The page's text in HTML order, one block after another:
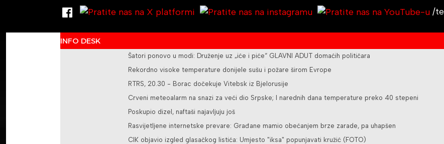
/
INFO DESK
Šatori ponovo u modi: Druženje uz „iće i piće“ GLAVNI ADUT domaćih političara
Rekordno visoke temperature donijele sušu i požare širom Evrope
RTRS, 20.30 - Borac dočekuje Vitebsk iz Bjelorusije
Crveni meteoalarm na snazi za veći dio Srpske; I narednih dana temperature preko 40 stepeni
Poskupio dizel, naftaši najavljuju još
Rasvijetljene internetske prevare: Građane mamio obećanjem brze zarade, pa uhapšen
CIK objavio izgled glasačkog listića: Umjesto "iksa" popunjavati kružić (FOTO)